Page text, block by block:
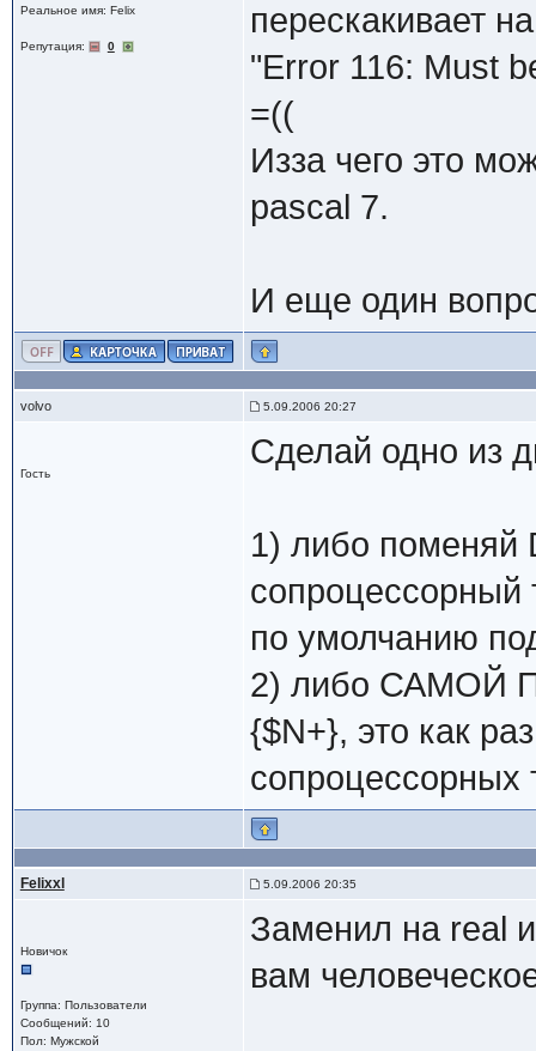
Реальное имя: Felix
Репутация: 0
перескакивает
"Error 116: Must
=((
Изза чего это
pascal 7.
И еще один
volvo 5.09.2006 20:27
Гость
Сделай одно из
1) либо поменяй
сопроцессорный
по умолчанию
2) либо САМОЙ
{$N+}, это как
сопроцессорных
Felixxl 5.09.2006 20:35
Новичок
Группа: Пользователи
Сообщений: 10
Пол: Мужской
Заменил на real
вам